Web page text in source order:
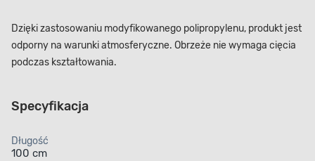
Dzięki zastosowaniu modyfikowanego polipropylenu, produkt jest
odporny na warunki atmosferyczne. Obrzeże nie wymaga cięcia
podczas kształtowania.
Specyfikacja
Długość
100 cm